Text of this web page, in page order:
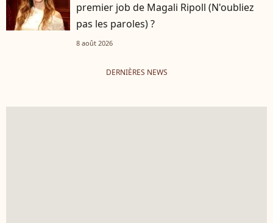
premier job de Magali Ripoll (N'oubliez
pas les paroles) ?
8 août 2026
DERNIÈRES NEWS